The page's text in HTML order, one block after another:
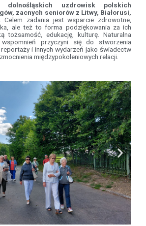
dolnośląskich uzdrowisk polskich
zacnych seniorów z Litwy, Białorusi,
. Celem zadania jest wsparcie zdrowotne,
ale też to forma podziękowania za ich
tożsamość, edukację, kulturę. Naturalna
przyczyni się do stworzenia
i innych wydarzeń jako świadectw
międzypokoleniowych relacji.